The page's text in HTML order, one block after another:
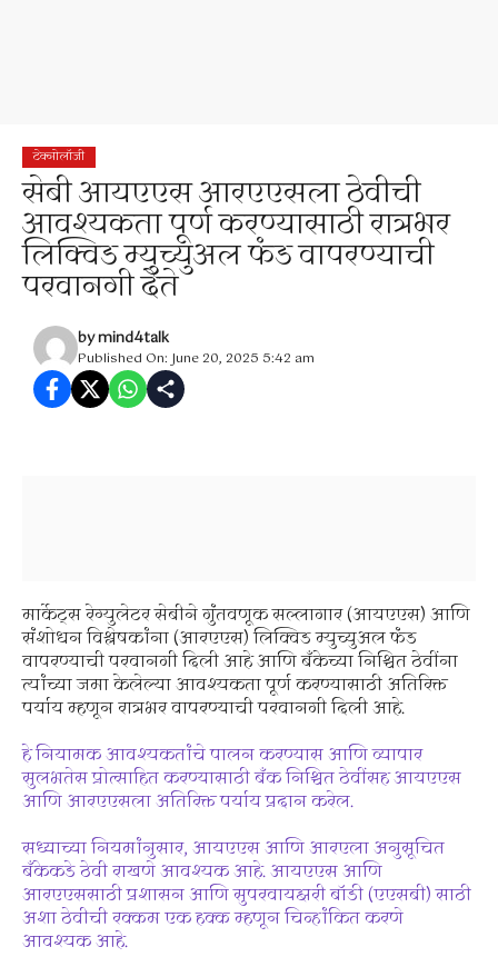
टेक्नोलॉजी
सेबी आयएएस आरएएसला ठेवीची
आवश्यकता पूर्ण करण्यासाठी रात्रभर
लिक्विड म्युच्युअल फंड वापरण्याची
परवानगी देते
bymind4talk
Published On: June 20, 2025 5:42 am
मार्केट्स रेग्युलेटर सेबीने गुंतवणूक सल्लागार (आयएएस) आणि
संशोधन विश्लेषकांना (आरएएस) लिक्विड म्युच्युअल फंड
वापरण्याची परवानगी दिली आहे आणि बँकेच्या निश्चित ठेवींना
त्यांच्या जमा केलेल्या आवश्यकता पूर्ण करण्यासाठी अतिरिक्त
पर्याय म्हणून रात्रभर वापरण्याची परवानगी दिली आहे.
हे नियामक आवश्यकतांचे पालन करण्यास आणि व्यापार
सुलभतेस प्रोत्साहित करण्यासाठी बँक निश्चित ठेवींसह आयएएस
आणि आरएएसला अतिरिक्त पर्याय प्रदान करेल.
सध्याच्या नियमांनुसार, आयएएस आणि आरएला अनुसूचित
बँकेकडे ठेवी राखणे आवश्यक आहे. आयएएस आणि
आरएएससाठी प्रशासन आणि सुपरवायझरी बॉडी (एएसबी) साठी
अशा ठेवीची रक्कम एक हक्क म्हणून चिन्हांकित करणे
आवश्यक आहे.